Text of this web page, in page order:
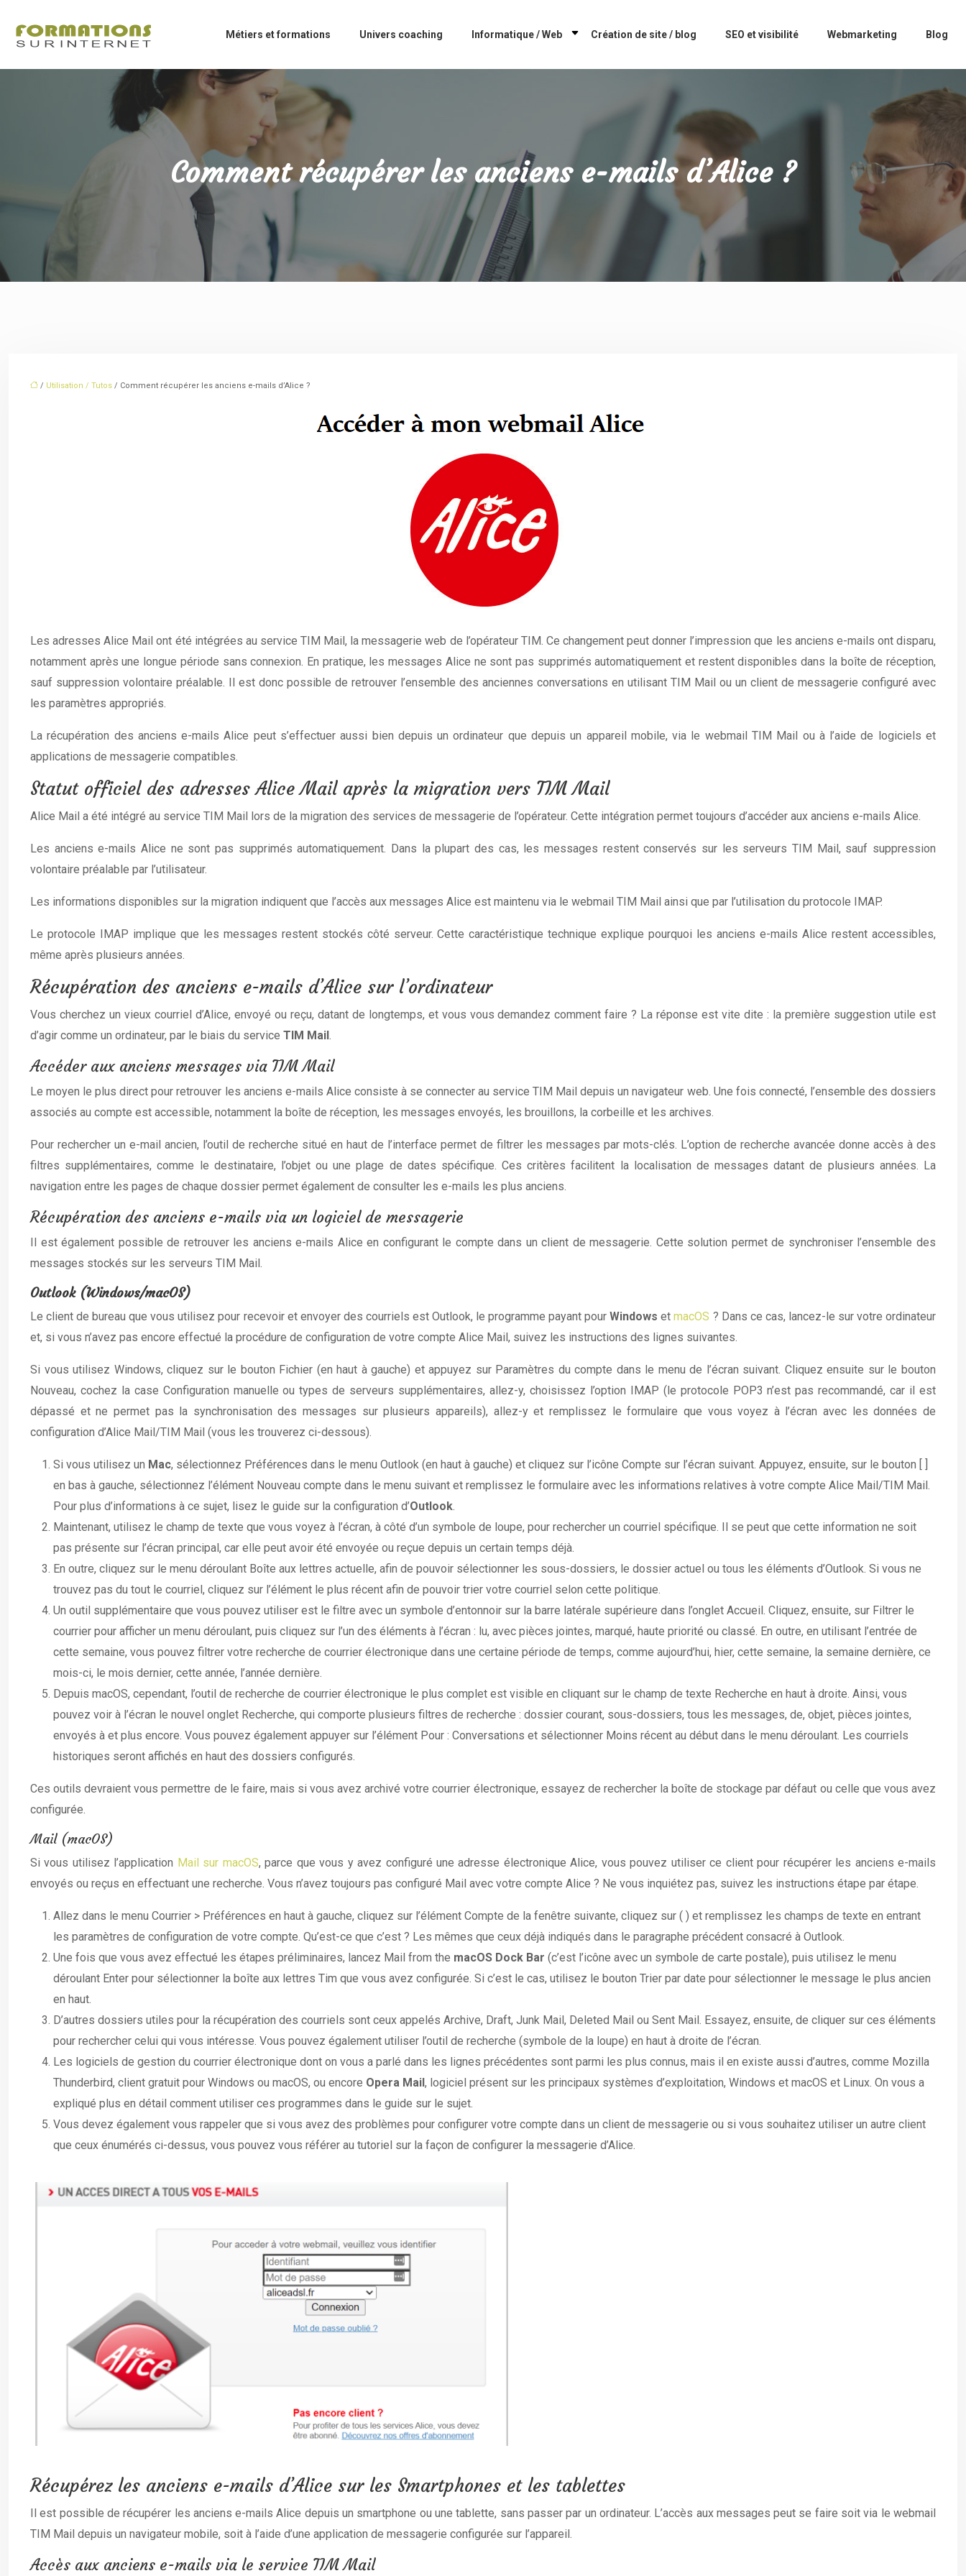
Métiers et formations Univers coaching Informatique / Web Création de site / blog SEO et visibilité Webmarketing Blog
Comment récupérer les anciens e-mails d’Alice ?
/ Utilisation / Tutos / Comment récupérer les anciens e-mails d’Alice ?
Les adresses Alice Mail ont été intégrées au service TIM Mail, la messagerie web de l’opérateur TIM. Ce changement peut donner l’impression que les anciens e-mails ont disparu,
notamment après une longue période sans connexion. En pratique, les messages Alice ne sont pas supprimés automatiquement et restent disponibles dans la boîte de réception,
sauf suppression volontaire préalable. Il est donc possible de retrouver l’ensemble des anciennes conversations en utilisant TIM Mail ou un client de messagerie configuré avec
les paramètres appropriés.
La récupération des anciens e-mails Alice peut s’effectuer aussi bien depuis un ordinateur que depuis un appareil mobile, via le webmail TIM Mail ou à l’aide de logiciels et
applications de messagerie compatibles.
Statut officiel des adresses Alice Mail après la migration vers TIM Mail
Alice Mail a été intégré au service TIM Mail lors de la migration des services de messagerie de l’opérateur. Cette intégration permet toujours d’accéder aux anciens e-mails Alice.
Les anciens e-mails Alice ne sont pas supprimés automatiquement. Dans la plupart des cas, les messages restent conservés sur les serveurs TIM Mail, sauf suppression
volontaire préalable par l’utilisateur.
Les informations disponibles sur la migration indiquent que l’accès aux messages Alice est maintenu via le webmail TIM Mail ainsi que par l’utilisation du protocole IMAP.
Le protocole IMAP implique que les messages restent stockés côté serveur. Cette caractéristique technique explique pourquoi les anciens e-mails Alice restent accessibles,
même après plusieurs années.
Récupération des anciens e-mails d’Alice sur l’ordinateur
Vous cherchez un vieux courriel d’Alice, envoyé ou reçu, datant de longtemps, et vous vous demandez comment faire ? La réponse est vite dite : la première suggestion utile est
d’agir comme un ordinateur, par le biais du service TIM Mail.
Accéder aux anciens messages via TIM Mail
Le moyen le plus direct pour retrouver les anciens e-mails Alice consiste à se connecter au service TIM Mail depuis un navigateur web. Une fois connecté, l’ensemble des dossiers
associés au compte est accessible, notamment la boîte de réception, les messages envoyés, les brouillons, la corbeille et les archives.
Pour rechercher un e-mail ancien, l’outil de recherche situé en haut de l’interface permet de filtrer les messages par mots-clés. L’option de recherche avancée donne accès à des
filtres supplémentaires, comme le destinataire, l’objet ou une plage de dates spécifique. Ces critères facilitent la localisation de messages datant de plusieurs années. La
navigation entre les pages de chaque dossier permet également de consulter les e-mails les plus anciens.
Récupération des anciens e-mails via un logiciel de messagerie
Il est également possible de retrouver les anciens e-mails Alice en configurant le compte dans un client de messagerie. Cette solution permet de synchroniser l’ensemble des
messages stockés sur les serveurs TIM Mail.
Outlook (Windows/macOS)
Le client de bureau que vous utilisez pour recevoir et envoyer des courriels est Outlook, le programme payant pourWindows etmacOS ? Dans ce cas, lancez-le sur votre ordinateur
et, si vous n’avez pas encore effectué la procédure de configuration de votre compte Alice Mail, suivez les instructions des lignes suivantes.
Si vous utilisez Windows, cliquez sur le bouton Fichier (en haut à gauche) et appuyez sur Paramètres du compte dans le menu de l’écran suivant. Cliquez ensuite sur le bouton
Nouveau, cochez la case Configuration manuelle ou types de serveurs supplémentaires, allez-y, choisissez l’option IMAP (le protocole POP3 n’est pas recommandé, car il est
dépassé et ne permet pas la synchronisation des messages sur plusieurs appareils), allez-y et remplissez le formulaire que vous voyez à l’écran avec les données de
configuration d’Alice Mail/TIM Mail (vous les trouverez ci-dessous).
Si vous utilisez un Mac, sélectionnez Préférences dans le menu Outlook (en haut à gauche) et cliquez sur l’icône Compte sur l’écran suivant. Appuyez, ensuite, sur le bouton [ ]
en bas à gauche, sélectionnez l’élément Nouveau compte dans le menu suivant et remplissez le formulaire avec les informations relatives à votre compte Alice Mail/TIM Mail.
Pour plus d’informations à ce sujet, lisez le guide sur la configuration d’Outlook.
Maintenant, utilisez le champ de texte que vous voyez à l’écran, à côté d’un symbole de loupe, pour rechercher un courriel spécifique. Il se peut que cette information ne soit
pas présente sur l’écran principal, car elle peut avoir été envoyée ou reçue depuis un certain temps déjà.
En outre, cliquez sur le menu déroulant Boîte aux lettres actuelle, afin de pouvoir sélectionner les sous-dossiers, le dossier actuel ou tous les éléments d’Outlook. Si vous ne
trouvez pas du tout le courriel, cliquez sur l’élément le plus récent afin de pouvoir trier votre courriel selon cette politique.
Un outil supplémentaire que vous pouvez utiliser est le filtre avec un symbole d’entonnoir sur la barre latérale supérieure dans l’onglet Accueil. Cliquez, ensuite, sur Filtrer le
courrier pour afficher un menu déroulant, puis cliquez sur l’un des éléments à l’écran : lu, avec pièces jointes, marqué, haute priorité ou classé. En outre, en utilisant l’entrée de
cette semaine, vous pouvez filtrer votre recherche de courrier électronique dans une certaine période de temps, comme aujourd’hui, hier, cette semaine, la semaine dernière, ce
mois-ci, le mois dernier, cette année, l’année dernière.
Depuis macOS, cependant, l’outil de recherche de courrier électronique le plus complet est visible en cliquant sur le champ de texte Recherche en haut à droite. Ainsi, vous
pouvez voir à l’écran le nouvel onglet Recherche, qui comporte plusieurs filtres de recherche : dossier courant, sous-dossiers, tous les messages, de, objet, pièces jointes,
envoyés à et plus encore. Vous pouvez également appuyer sur l’élément Pour : Conversations et sélectionner Moins récent au début dans le menu déroulant. Les courriels
historiques seront affichés en haut des dossiers configurés.
Ces outils devraient vous permettre de le faire, mais si vous avez archivé votre courrier électronique, essayez de rechercher la boîte de stockage par défaut ou celle que vous avez
configurée.
Mail (macOS)
Si vous utilisez l’application Mail sur macOS, parce que vous y avez configuré une adresse électronique Alice, vous pouvez utiliser ce client pour récupérer les anciens e-mails
envoyés ou reçus en effectuant une recherche. Vous n’avez toujours pas configuré Mail avec votre compte Alice ? Ne vous inquiétez pas, suivez les instructions étape par étape.
Allez dans le menu Courrier > Préférences en haut à gauche, cliquez sur l’élément Compte de la fenêtre suivante, cliquez sur ( ) et remplissez les champs de texte en entrant
les paramètres de configuration de votre compte. Qu’est-ce que c’est ? Les mêmes que ceux déjà indiqués dans le paragraphe précédent consacré à Outlook.
Une fois que vous avez effectué les étapes préliminaires, lancez Mail from the macOS Dock Bar (c’est l’icône avec un symbole de carte postale), puis utilisez le menu
déroulant Enter pour sélectionner la boîte aux lettres Tim que vous avez configurée. Si c’est le cas, utilisez le bouton Trier par date pour sélectionner le message le plus ancien
en haut.
D’autres dossiers utiles pour la récupération des courriels sont ceux appelés Archive, Draft, Junk Mail, Deleted Mail ou Sent Mail. Essayez, ensuite, de cliquer sur ces éléments
pour rechercher celui qui vous intéresse. Vous pouvez également utiliser l’outil de recherche (symbole de la loupe) en haut à droite de l’écran.
Les logiciels de gestion du courrier électronique dont on vous a parlé dans les lignes précédentes sont parmi les plus connus, mais il en existe aussi d’autres, comme Mozilla
Thunderbird, client gratuit pour Windows ou macOS, ou encore Opera Mail, logiciel présent sur les principaux systèmes d’exploitation, Windows et macOS et Linux. On vous a
expliqué plus en détail comment utiliser ces programmes dans le guide sur le sujet.
Vous devez également vous rappeler que si vous avez des problèmes pour configurer votre compte dans un client de messagerie ou si vous souhaitez utiliser un autre client
que ceux énumérés ci-dessus, vous pouvez vous référer au tutoriel sur la façon de configurer la messagerie d’Alice.
Récupérez les anciens e-mails d’Alice sur les Smartphones et les tablettes
Il est possible de récupérer les anciens e-mails Alice depuis un smartphone ou une tablette, sans passer par un ordinateur. L’accès aux messages peut se faire soit via le webmail
TIM Mail depuis un navigateur mobile, soit à l’aide d’une application de messagerie configurée sur l’appareil.
Accès aux anciens e-mails via le service TIM Mail